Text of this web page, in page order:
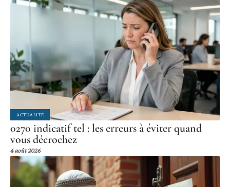
ACTUALITÉ
0270 indicatif tel : les erreurs à éviter quand
vous décrochez
4 août 2026